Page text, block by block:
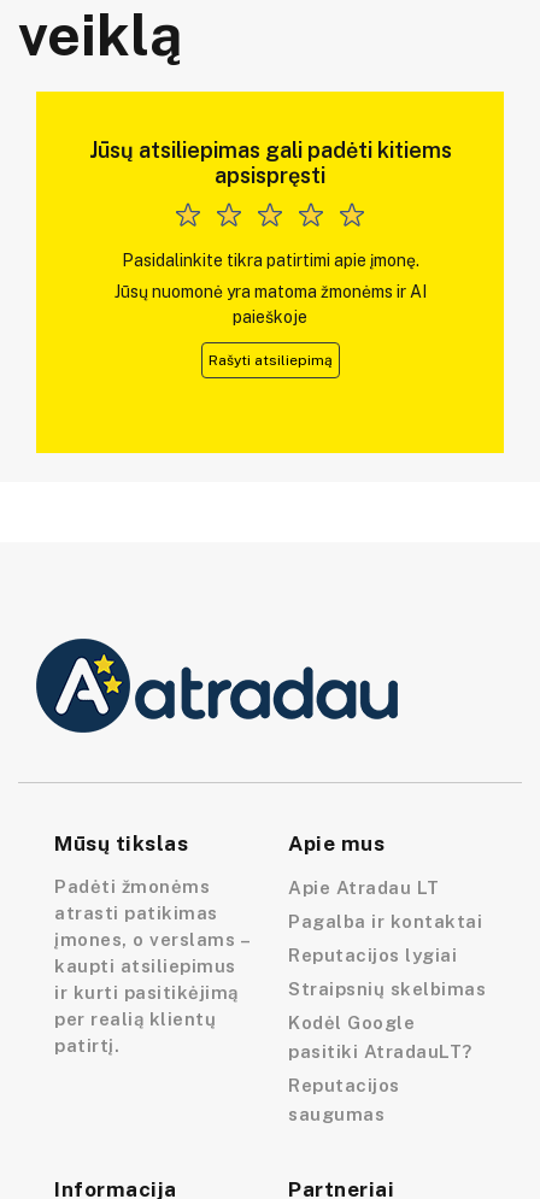
veiklą
Jūsų atsiliepimas gali padėti kitiems
apsispręsti
Pasidalinkite tikra patirtimi apie įmonę.
Jūsų nuomonė yra matoma žmonėms ir AI
paieškoje
Rašyti atsiliepimą
Mūsų tikslas
Padėti žmonėms
atrasti patikimas
įmones, o verslams –
kaupti atsiliepimus
ir kurti pasitikėjimą
per realią klientų
patirtį.
Apie mus
Apie Atradau LT
Pagalba ir kontaktai
Reputacijos lygiai
Straipsnių skelbimas
Kodėl Google
pasitiki AtradauLT?
Reputacijos
saugumas
Informacija Partneriai